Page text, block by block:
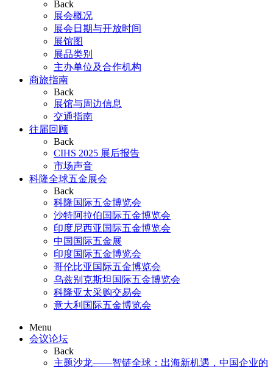
Back
展会概况
展会日期与开放时间
展馆图
展品类别
主办单位及合作机构
商旅指南
Back
展馆与周边信息
交通指南
往届回顾
Back
CIHS 2025 展后报告
市场声音
科隆全球五金展会
Back
科隆国际五金博览会
沙特阿拉伯国际五金博览会
印度尼西亚国际五金博览会
中国国际五金展
印度国际五金博览会
哥伦比亚国际五金博览会
乌兹别克斯坦国际五金博览会
科隆亚太采购交易会
意大利国际五金博览会
Menu
会议论坛
Back
主题沙龙——智链全球：出海新机遇，中国企业的